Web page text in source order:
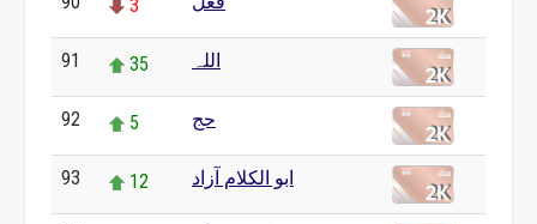
3
91 35 اللہ
92 5 حج
93 12 ابو الکلام آزاد